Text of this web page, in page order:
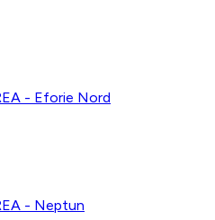
- Eforie Nord
- Neptun